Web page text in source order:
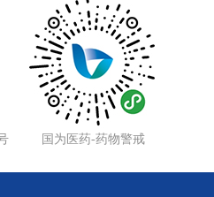
国为医药-药物警戒